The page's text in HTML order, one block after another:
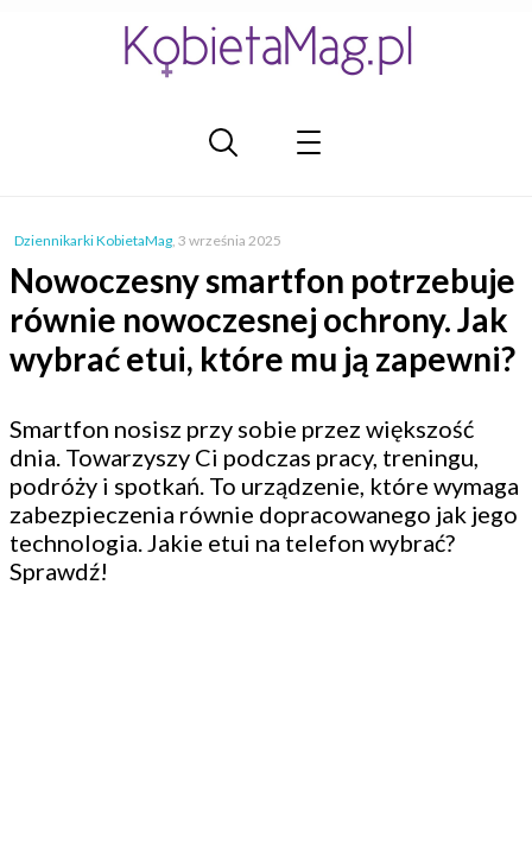
Dziennikarki KobietaMag, 3 września 2025
Nowoczesny smartfon potrzebuje
równie nowoczesnej ochrony. Jak
wybrać etui, które mu ją zapewni?
Smartfon nosisz przy sobie przez większość
dnia. Towarzyszy Ci podczas pracy, treningu,
podróży i spotkań. To urządzenie, które wymaga
zabezpieczenia równie dopracowanego jak jego
technologia. Jakie etui na telefon wybrać?
Sprawdź!